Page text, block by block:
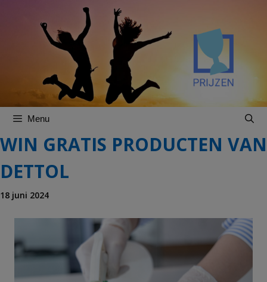
Menu
WIN GRATIS PRODUCTEN VAN
DETTOL
18 juni 2024